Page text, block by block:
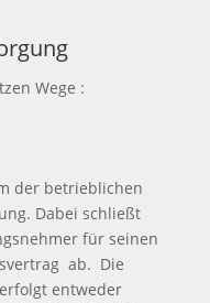
Wege :
der betrieblichen
Dabei schließt
für seinen
ab. Die
entweder